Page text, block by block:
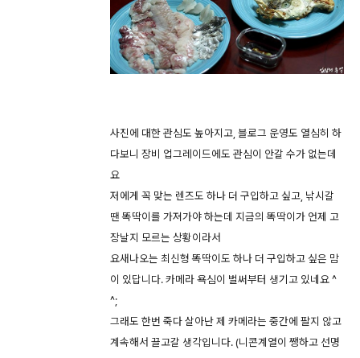
사진에 대한 관심도 높아지고, 블로그 운영도 열심히 하
다보니 장비 업그레이드에도 관심이 안갈 수가 없는데
요
저에게 꼭 맞는 렌즈도 하나 더 구입하고 싶고, 낚시갈
땐 똑딱이를 가져가야 하는데 지금의 똑딱이가 언제 고
장날지 모르는 상황이라서
요새나오는 최신형 똑딱이도 하나 더 구입하고 싶은 맘
이 있답니다. 카메라 욕심이 벌써부터 생기고 있네요 ^
^;
그래도 한번 죽다 살아난 제 카메라는 중간에 팔지 않고
계속해서 끌고갈 생각입니다. (니콘계열이 쨍하고 선명